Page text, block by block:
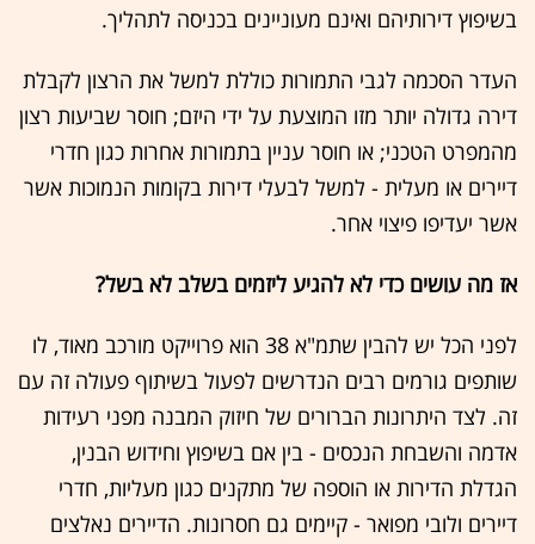
בשיפוץ דירותיהם ואינם מעוניינים בכניסה לתהליך.
העדר הסכמה לגבי התמורות כוללת למשל את הרצון לקבלת
דירה גדולה יותר מזו המוצעת על ידי היזם; חוסר שביעות רצון
מהמפרט הטכני; או חוסר עניין בתמורות אחרות כגון חדרי
דיירים או מעלית - למשל לבעלי דירות בקומות הנמוכות אשר
אשר יעדיפו פיצוי אחר.
אז מה עושים כדי לא להגיע ליזמים בשלב לא בשל?
לפני הכל יש להבין שתמ"א 38 הוא פרוייקט מורכב מאוד, לו
שותפים גורמים רבים הנדרשים לפעול בשיתוף פעולה זה עם
זה. לצד היתרונות הברורים של חיזוק המבנה מפני רעידות
אדמה והשבחת הנכסים - בין אם בשיפוץ וחידוש הבנין,
הגדלת הדירות או הוספה של מתקנים כגון מעליות, חדרי
דיירים ולובי מפואר - קיימים גם חסרונות. הדיירים נאלצים